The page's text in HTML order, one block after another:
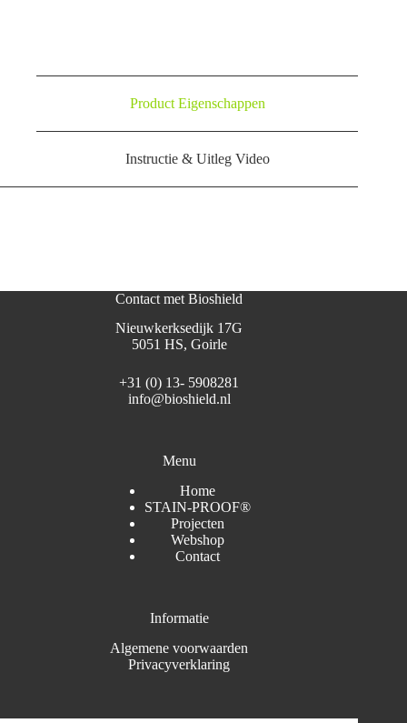
Product Eigenschappen
Instructie & Uitleg Video
Contact met Bioshield
Nieuwkerksedijk 17G
5051 HS, Goirle
+31 (0) 13- 5908281
info@bioshield.nl
Menu
Home
STAIN-PROOF®
Projecten
Webshop
Contact
Informatie
Algemene voorwaarden
Privacyverklaring